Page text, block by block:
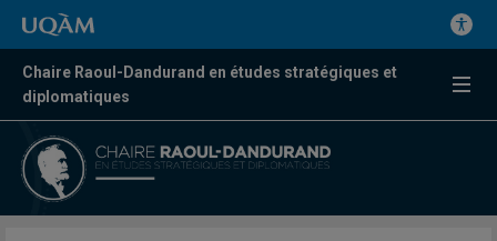
Chaire Raoul-Dandurand en études stratégiques et
diplomatiques